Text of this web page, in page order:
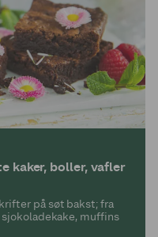
kaker, boller, vafler
på søt bakst; fra
muffins